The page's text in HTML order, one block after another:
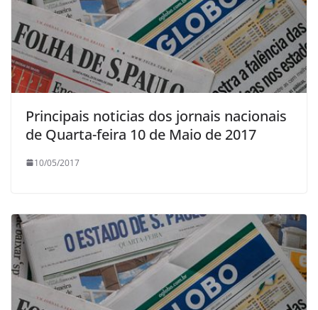
Principais noticias dos jornais nacionais
de Quarta-feira 10 de Maio de 2017
10/05/2017